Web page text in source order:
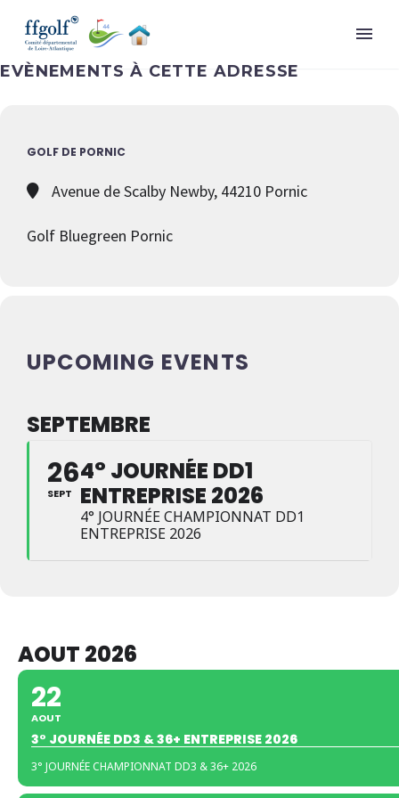
EVÈNEMENTS À CETTE ADRESSE
GOLF DE PORNIC
Avenue de Scalby Newby, 44210 Pornic
Golf Bluegreen Pornic
UPCOMING EVENTS
SEPTEMBRE
26
SEPT
4° JOURNÉE DD1
ENTREPRISE 2026
4° JOURNÉE CHAMPIONNAT DD1
ENTREPRISE 2026
AOUT 2026
22
AOUT
3° JOURNÉE DD3 & 36+ ENTREPRISE 2026
3° JOURNÉE CHAMPIONNAT DD3 & 36+ 2026